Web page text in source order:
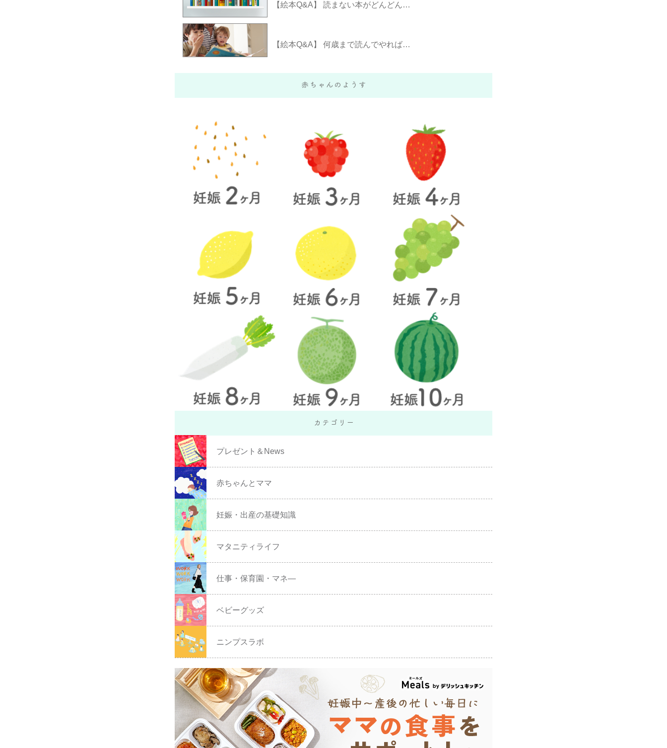
【絵本Q&A】 読まない本がどんどん…
【絵本Q&A】 何歳まで読んでやれば…
プレゼント＆News
赤ちゃんとママ
妊娠・出産の基礎知識
マタニティライフ
仕事・保育園・マネ―
ベビーグッズ
ニンプスラボ